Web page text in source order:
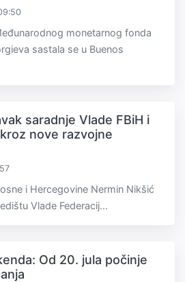
monetarnog fonda
sastala se u Buenos
saradnje Vlade FBiH i
nove razvojne
i Hercegovine Nermin Nikšić
Vlade Federacij...
Od 20. jula počinje